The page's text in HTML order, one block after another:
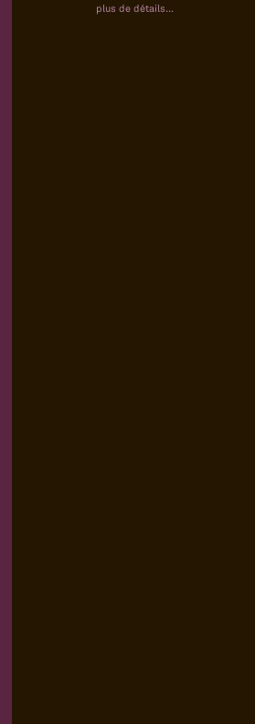
plus de détails...